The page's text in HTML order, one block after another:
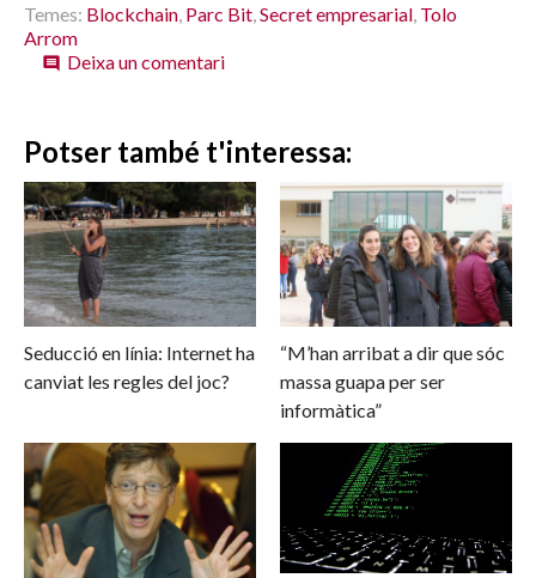
in
new
window)
in
new
in
new
in
new
in
new
Temes: Blockchain, Parc Bit,Secret empresarial, Tolo
Arrom
comment Deixa un comentarisobre
secrets
Potser també t'interessa:
Seducció en línia: Internet ha
canviat les regles del joc?
“M’han arribat a dir que sóc
massa guapa per ser
informàtica”